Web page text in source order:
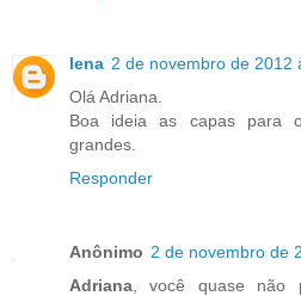
lena 2 de novembro de 2012
Olá Adriana.
Boa ideia as capas para
grandes.
Responder
Anônimo 2 de novembro de
Adriana , você quase não